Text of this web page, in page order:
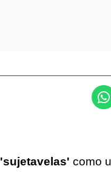
'sujetavelas' como